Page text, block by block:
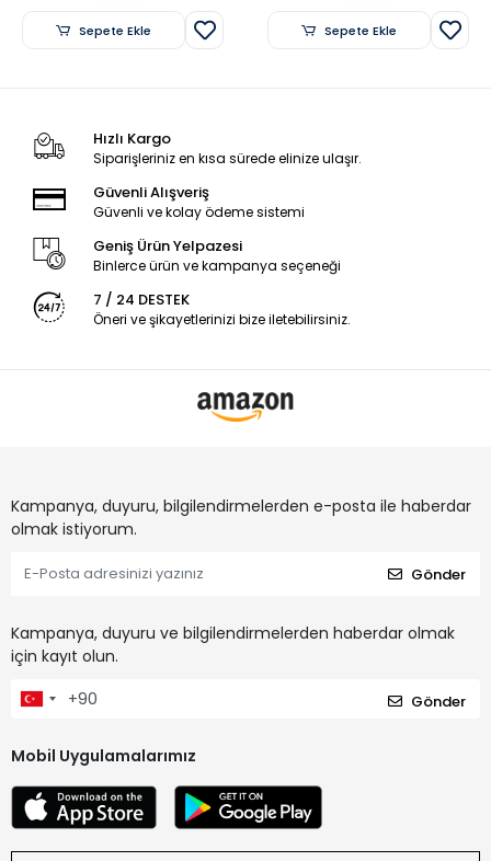
Sepete Ekle Sepete Ekle
Hızlı Kargo
Siparişleriniz en kısa sürede elinize ulaşır.
Güvenli Alışveriş
Güvenli ve kolay ödeme sistemi
Geniş Ürün Yelpazesi
Binlerce ürün ve kampanya seçeneği
7 / 24 DESTEK
Öneri ve şikayetlerinizi bize iletebilirsiniz.
Kampanya, duyuru, bilgilendirmelerden e-posta ile haberdar
olmak istiyorum.
Gönder
Kampanya, duyuru ve bilgilendirmelerden haberdar olmak
için kayıt olun.
Gönder
Mobil Uygulamalarımız